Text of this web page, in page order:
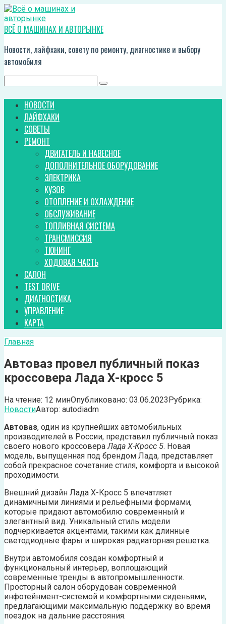
Перейти
к
контенту
ВСЁ О МАШИНАХ И АВТОРЫНКЕ
Новости, лайфхаки, совету по ремонту, диагностике и выбору
автомобиля
НОВОСТИ
ЛАЙФХАКИ
СОВЕТЫ
РЕМОНТ
ДВИГАТЕЛЬ И НАВЕСНОЕ
ДОПОЛНИТЕЛЬНОЕ ОБОРУДОВАНИЕ
ЭЛЕКТРИКА
КУЗОВ
ОТОПЛЕНИЕ И ОХЛАЖДЕНИЕ
ОБСЛУЖИВАНИЕ
ТОПЛИВНАЯ СИСТЕМА
ТРАНСМИССИЯ
ТЮНИНГ
ХОДОВАЯ ЧАСТЬ
САЛОН
TEST DRIVE
ДИАГНОСТИКА
УПРАВЛЕНИЕ
КАРТА
Главная
Автоваз провел публичный показ
кроссовера Лада Х-кросс 5
На чтение: 12 минОпубликовано: 03.06.2023Рубрика:
НовостиАвтор: autodiadm
Автоваз, один из крупнейших автомобильных
производителей в России, представил публичный показ
своего нового кроссовераЛада Х-Кросс 5. Новая
модель, выпущенная под брендом Лада, представляет
собой прекрасное сочетание стиля, комфорта и высокой
проходимости.
Внешний дизайн Лада Х-Кросс 5 впечатляет
динамичными линиями и рельефными формами,
которые придают автомобилю современный и
элегантный вид. Уникальный стиль модели
подчеркивается акцентами, такими как длинные
светодиодные фары и широкая радиаторная решетка.
Внутри автомобиля создан комфортный и
функциональный интерьер, воплощающий
современные тренды в автопромышленности.
Просторный салон оборудован современной
инфотейнмент-системой и комфортными сиденьями,
предлагающими максимальную поддержку во время
поездок на дальние расстояния.